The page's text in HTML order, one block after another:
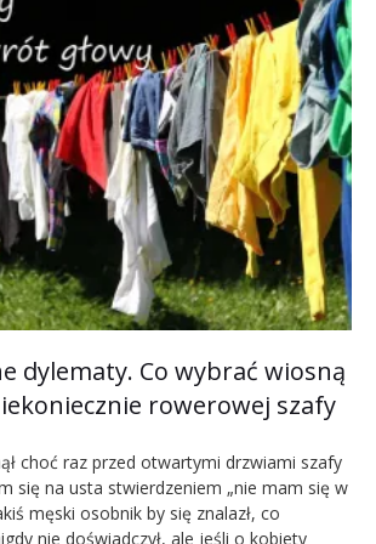
dylematy. Co wybrać wiosną
rowerowej szafy
choć raz przed otwartymi drzwiami szafy
się na usta stwierdzeniem „nie mam się w
męski osobnik by się znalazł, co
nie doświadczył, ale jeśli o kobiety